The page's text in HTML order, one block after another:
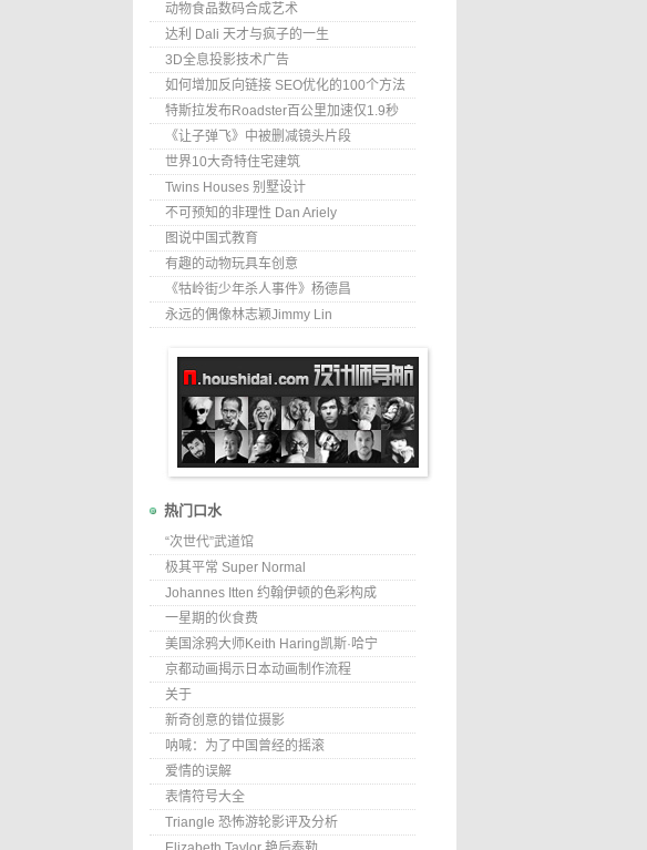
动物食品数码合成艺术
达利 Dali 天才与疯子的一生
3D全息投影技术广告
如何增加反向链接 SEO优化的100个方法
特斯拉发布Roadster百公里加速仅1.9秒
《让子弹飞》中被删减镜头片段
世界10大奇特住宅建筑
Twins Houses 别墅设计
不可预知的非理性 Dan Ariely
图说中国式教育
有趣的动物玩具车创意
《牯岭街少年杀人事件》杨德昌
永远的偶像林志颖Jimmy Lin
热门口水
“次世代”武道馆
极其平常 Super Normal
Johannes Itten 约翰伊顿的色彩构成
一星期的伙食费
美国涂鸦大师Keith Haring凯斯·哈宁
京都动画揭示日本动画制作流程
关于
新奇创意的错位摄影
呐喊：为了中国曾经的摇滚
爱情的误解
表情符号大全
Triangle 恐怖游轮影评及分析